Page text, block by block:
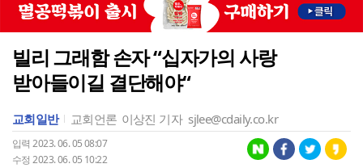
빌리 그래함 손자 “십자가의 사랑
받아들이길 결단해야“
교회일반 교회언론 이상진 기자 sjlee@cdaily.co.kr
입력 2023. 06. 05 08:07
수정 2023. 06. 05 10:22